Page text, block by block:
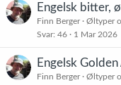
Engelsk bitter,
Finn Berger
Øltyper
Svar 46 1 Mar 2026
Engelsk
Finn Berger
Øltyper